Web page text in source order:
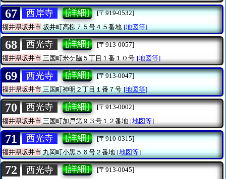
67 西岸寺 [詳細]
[〒919-0532]
福井県坂井市坂井町高柳７５号４５番地 [地図等]
68 西光寺 [詳細]
[〒913-0057]
福井県坂井市 三国町米ケ脇５丁目１番１０号 [地図等]
69 西光寺 [詳細]
[〒913-0047]
福井県坂井市三国町神明２丁目１番７号 [地図等]
70 西光寺 [詳細]
[〒913-0002]
福井県坂井市 三国町加戸第９３号１２番地 [地図等]
71 西光寺 [詳細]
[〒910-0315]
福井県坂井市丸岡町小黒５６号２番地 [地図等]
72 西光寺 [詳細]
[〒913-0045]